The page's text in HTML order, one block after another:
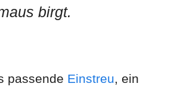
birgt.
passende Einstreu, ein